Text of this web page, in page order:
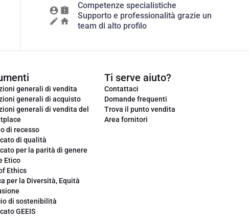
Competenze specialistiche
Supporto e professionalità grazie un
team di alto profilo
generali di vendita
generali di acquisto
generali di vendita del
di recesso
di qualità
per la parità di genere
Etico
Ethics
per la Diversità, Equità
di sostenibilità
GEEIS
Ti serve aiuto?
Contattaci
Domande frequenti
Trova il punto vendita
Area fornitori